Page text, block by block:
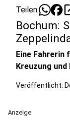
Teilen:
Bochum:
Eine
Kreuzung
Veröffentlicht:
Anzeige